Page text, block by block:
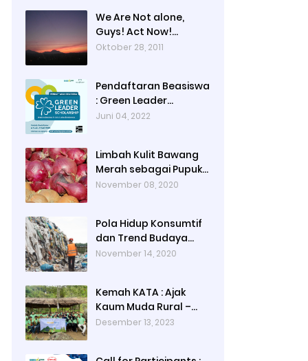
We Are Not alone,
Guys! Act Now!
(Catatan TUNZA hari
Oktober 28, 2011
Pendaftaran Beasiswa
: Green Leader
Scholarship 2022
Juni 04, 2022
Limbah Kulit Bawang
Merah sebagai Pupuk
Organik
November 08, 2020
Pola Hidup Konsumtif
dan Trend Budaya
Fast-Fashion
November 14, 2020
Kemah KATA : Ajak
Kaum Muda Rural –
Urban Kenali
Desember 13, 2023